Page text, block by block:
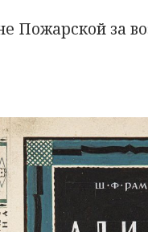
Пожарской за